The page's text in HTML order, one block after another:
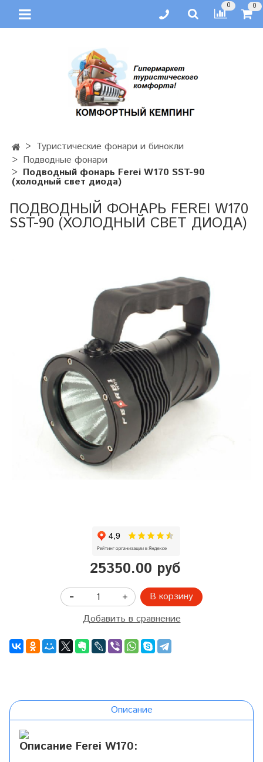
0 0
Туристические фонари и бинокли
Подводные фонари
Подводный фонарь Ferei W170 SST-90
(холодный свет диода)
ПОДВОДНЫЙ ФОНАРЬ FEREI W170
SST-90 (ХОЛОДНЫЙ СВЕТ ДИОДА)
25350.00 руб
В корзину
Добавить в сравнение
Описание
Описание Ferei W170: